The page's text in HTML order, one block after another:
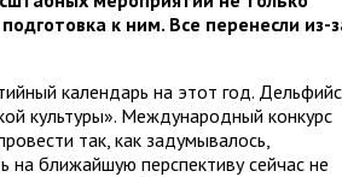
к ним. Все перенесли из-
календарь на этот год.
культуры». Международный конкурс
так, как задумывалось,
ближайшую перспективу сейчас не